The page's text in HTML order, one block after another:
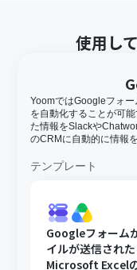
使用し
YoomではGoogleフォ
を自動化することが可
た情報をSlackや
のCRMに自動的に情報
テンプレート
Googleフォーム
イルが送信された
Microsoft Excel